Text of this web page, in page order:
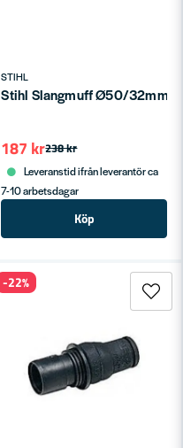
STIHL
Stihl Slangmuff Ø50/32mm
238 kr
187 kr
Leveranstid ifrån leverantör ca
7-10 arbetsdagar
Köp
-22%